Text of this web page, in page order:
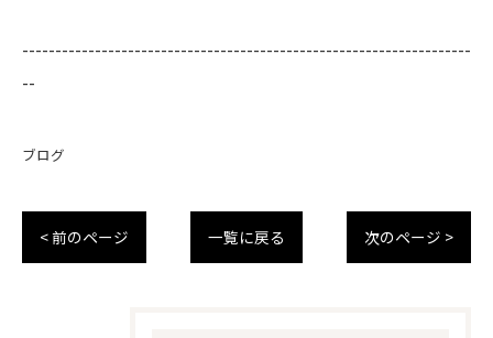
--------------------------------------------------------------------
--
ブログ
< 前のページ 一覧に戻る 次のページ >